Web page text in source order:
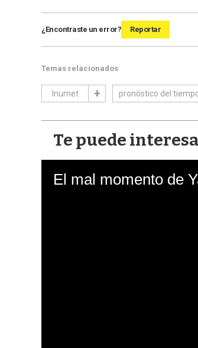
¿Encontraste un error? Reportar
Temas relacionados
Inumet pronóstico del
Te puede